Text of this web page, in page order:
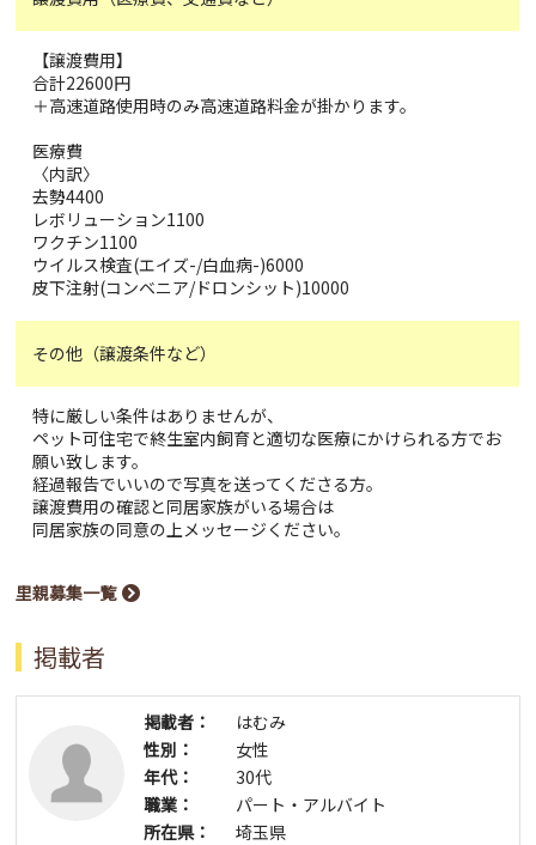
【譲渡費用】
合計22600円
＋高速道路使用時のみ高速道路料金が掛かります。
医療費
〈内訳〉
去勢4400
レボリューション1100
ワクチン1100
ウイルス検査(エイズ-/白血病-)6000
皮下注射(コンベニア/ドロンシット)10000
その他（譲渡条件など）
特に厳しい条件はありませんが、
ペット可住宅で終生室内飼育と適切な医療にかけられる方でお
願い致します。
経過報告でいいので写真を送ってくださる方。
譲渡費用の確認と同居家族がいる場合は
同居家族の同意の上メッセージください。
里親募集一覧
掲載者
掲載者：
はむみ
性別：
女性
年代：
30代
職業：
パート・アルバイト
所在県：
埼玉県